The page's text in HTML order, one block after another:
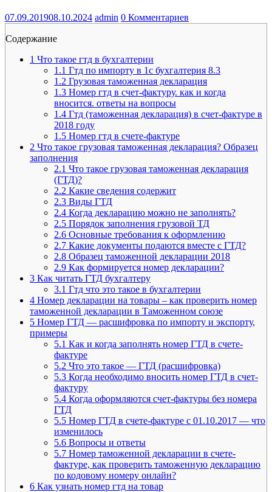
07.09.201908.10.2024 admin 0 Комментариев
Содержание
1 Что такое гтд в бухгалтерии
1.1 Гтд по импорту в 1с бухгалтерия 8.3
1.2 Грузовая таможенная декларация
1.3 Номер гтд в счет-фактуру. как и когда
вносится. ответы на вопросы
1.4 Гтд (таможенная декларация) в счет-фактуре в
2018 году
1.5 Номер гтд в счете-фактуре
2 Что такое грузовая таможенная декларация? Образец
заполнения
2.1 Что такое грузовая таможенная декларация
(ГТД)?
2.2 Какие сведения содержит
2.3 Виды ГТД
2.4 Когда декларацию можно не заполнять?
2.5 Порядок заполнения грузовой ТД
2.6 Основные требования к оформлению
2.7 Какие документы подаются вместе с ГТД?
2.8 Образец таможенной декларации 2018
2.9 Как формируется номер декларации?
3 Как читать ГТД бухгалтеру
3.1 Гтд что это такое в бухгалтерии
4 Номер декларации на товары – как проверить номер
таможенной декларации в Таможенном союзе
5 Номер ГТД — расшифровка по импорту и экспорту,
примеры
5.1 Как и когда заполнять номер ГТД в счете-
фактуре
5.2 Что это такое — ГТД (расшифровка)
5.3 Когда необходимо вносить номер ГТД в счет-
фактуру
5.4 Когда оформляются счет-фактуры без номера
ГТД
5.5 Номер ГТД в счете-фактуре с 01.10.2017 — что
изменилось
5.6 Вопросы и ответы
5.7 Номер таможенной декларации в счете-
фактуре, как проверить таможенную декларацию
по кодовому номеру онлайн?
6 Как узнать номер гтд на товар